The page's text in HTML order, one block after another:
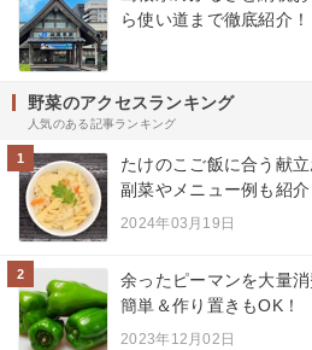
ら使い道まで徹底紹介！
野菜のアクセスランキング
人気のある記事ランキング
1
たけのこご飯に合う献
副菜やメニュー例も紹介
2024年03月19日
2
余ったピーマンを大量
簡単＆作り置きもOK！
2023年12月02日